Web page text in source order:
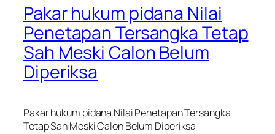
Pakar hukum pidana Nilai
Penetapan Tersangka Tetap
Sah Meski Calon Belum
Diperiksa
Pakar hukum pidana Nilai Penetapan Tersangka
Tetap Sah Meski Calon Belum Diperiksa